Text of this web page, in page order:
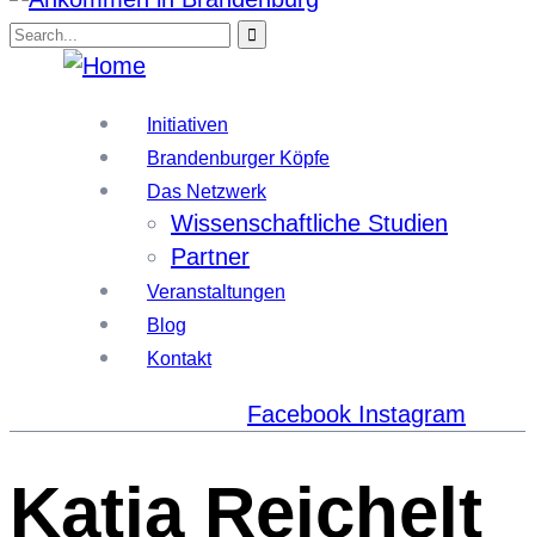
Initiativen
Brandenburger Köpfe
Das Netzwerk
Wissenschaftliche Studien
Partner
Veranstaltungen
Blog
Kontakt
Facebook Instagram
Katja Reichelt